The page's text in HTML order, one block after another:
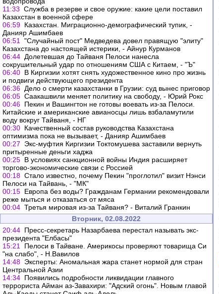
11:33 Служба в резерве и свое оружие: какие цели поставил
Казахстан в военной сфере
06:59 Казахстан. Миграционно-демографический тупик, -
Данияр Ашимбаев
06:51
"Случайный пост" Медведева довел правящую "элиту"
Казахстана до настоящей истерики, - Айнур Курманов
06:44 Долетевшая до Тайваня Пелоси нанесла
сокрушительный удар по отношениям США с Китаем, - "Ъ"
06:40 В Киргизии хотят снять художественное кино про жизнь
и подвиги действующего президента
06:36 Дело о смерти казахстанки в Грузии: суд вынес приговор
06:05 Саакашвили меняет политику на свободу, - Юрий Рокс
00:46 Пекин и Вашингтон не готовы воевать из-за Пелоси.
Китайские и американские авианосцы лишь взбаламутили
воду вокруг Тайваня, - НГ
00:30 Качественный состав руководства Казахстана
оптимизма пока не вызывает, - Данияр Ашимбаев
00:27
Экс-муфтия Киргизии Токтомушева заставили вернуть
притыренные деньги хаджа
00:25 В условиях санкционной войны Индия расширяет
торгово-экономические связи с Россией
00:18 Стало известно, почему Пекин "проглотил" визит Нэнси
Пелоси на Тайвань, - "МК"
00:15 Европа без воды? Гражданам Германии рекомендовали
реже мыться и отказаться от мяса
00:04 Третья мировая из-за Тайваня? - Виталий Гранкин
Вторник, 02.08.2022
20:44 Пресс-секретарь Назарбаева перестал называть экс-
президента "Елбасы"
15:21
Пелоси в Тайване. Америкосы проверяют товарища Си
"на слабо", - Н.Вавилов
14:48 Эксперты: Аномальная жара станет нормой для стран
Центральной Азии
14:34 Появились подробности ликвидации главного
террориста Айман аз-Завахири: "Адский огонь". Новым главой